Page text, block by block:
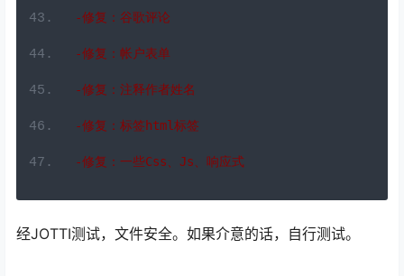
-修复：谷歌评论
-修复：帐户表单
-修复：注释作者姓名
-修复：标签html标签
-修复：一些Css Js 、响应式
经JOTTI测试，文件安全。如果介意的话，自行测试。